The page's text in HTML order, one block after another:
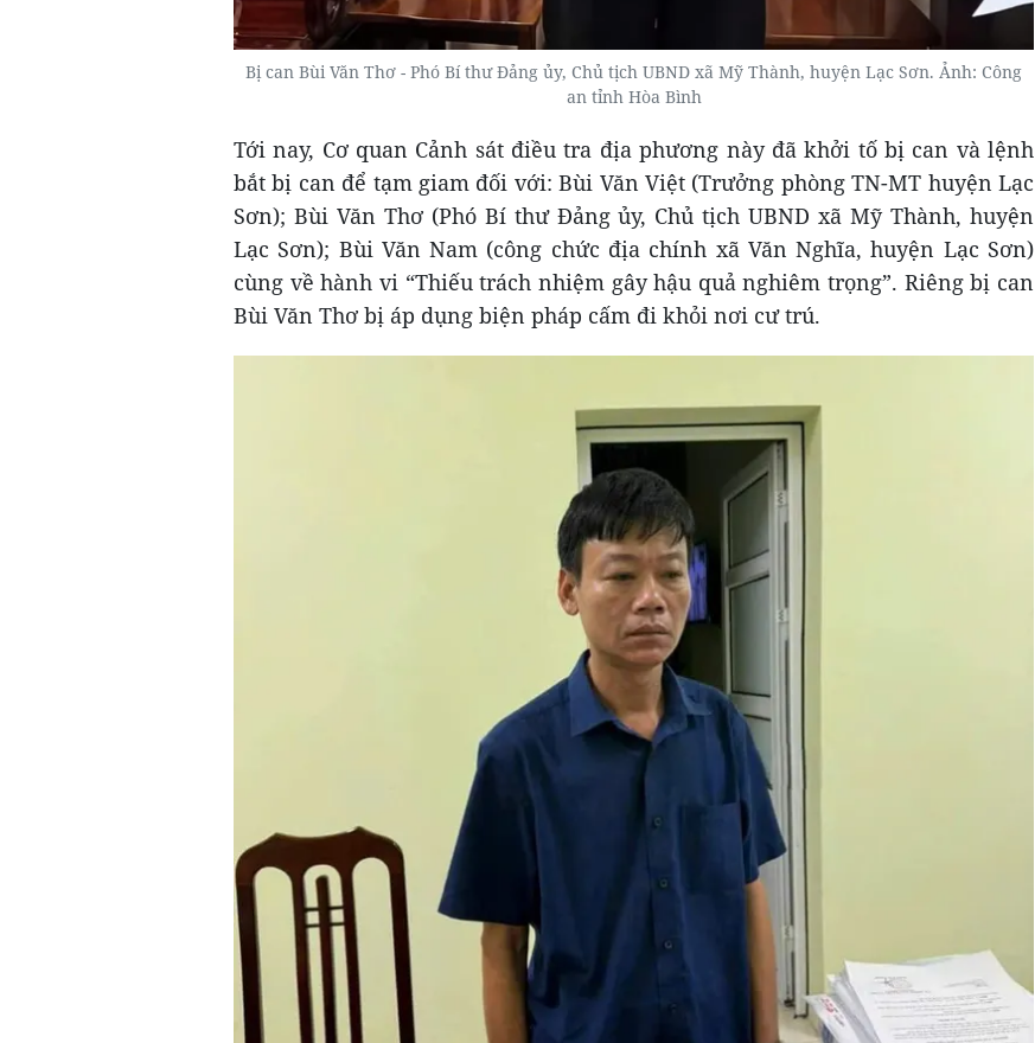
Bị can Bùi Văn Thơ - Phó Bí thư Đảng ủy, Chủ tịch UBND xã Mỹ Thành, huyện Lạc Sơn. Ảnh: Công
an tỉnh Hòa Bình
Tới nay, Cơ quan Cảnh sát điều tra địa phương này đã khởi tố bị can và lệnh
bắt bị can để tạm giam đối với: Bùi Văn Việt (Trưởng phòng TN-MT huyện Lạc
Sơn); Bùi Văn Thơ (Phó Bí thư Đảng ủy, Chủ tịch UBND xã Mỹ Thành, huyện
Lạc Sơn); Bùi Văn Nam (công chức địa chính xã Văn Nghĩa, huyện Lạc Sơn)
cùng về hành vi “Thiếu trách nhiệm gây hậu quả nghiêm trọng”. Riêng bị can
Bùi Văn Thơ bị áp dụng biện pháp cấm đi khỏi nơi cư trú.